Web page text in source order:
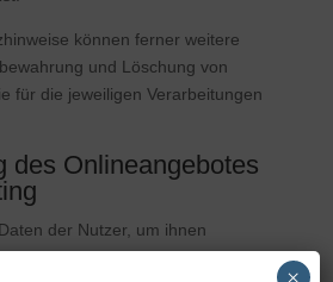
können ferner weitere
und Löschung von
für die jeweiligen Verarbeitungen
des Onlineangebotes
der Nutzer, um ihnen
zur Verfügung stellen zu